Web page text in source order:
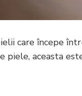
care începe
piele, aceasta